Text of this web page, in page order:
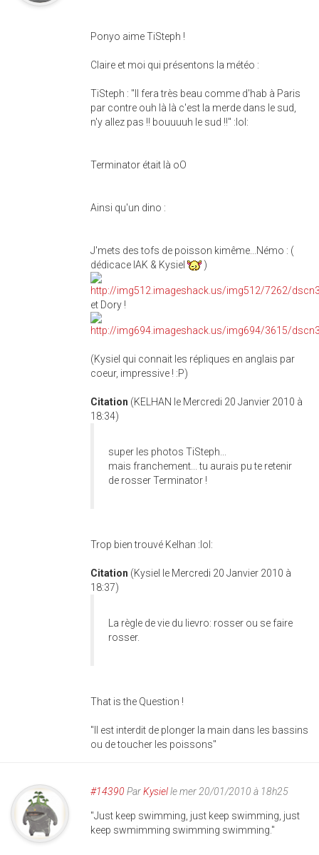
Ponyo aime TiSteph !
Claire et moi qui présentons la météo :
TiSteph : "Il fera très beau comme d'hab à Paris
par contre ouh là là c'est la merde dans le sud,
n'y allez pas !! bouuuuh le sud !!" :lol:
Terminator était là oO
Ainsi qu'un dino :
J'mets des tofs de poisson kimême...Némo : (
dédicace IAK & Kysiel
)
et Dory !
(Kysiel qui connait les répliques en anglais par
coeur, impressive ! :P)
Citation (KELHAN le Mercredi 20 Janvier 2010 à
18:34)
super les photos TiSteph...
mais franchement... tu aurais pu te retenir
de rosser Terminator !
Trop bien trouvé Kelhan :lol:
Citation (Kysiel le Mercredi 20 Janvier 2010 à
18:37)
La règle de vie du lievro: rosser ou se faire
rosser.
That is the Question !
"Il est interdit de plonger la main dans les bassins
ou de toucher les poissons"
#14390 ParKysielle mer 20/01/2010 à 18h25
"Just keep swimming, just keep swimming, just
keep swmimming swimming swimming."